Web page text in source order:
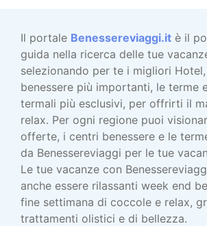
Il portale Benessereviaggi.it è il
guida nella ricerca delle tue
selezionando per te i migliori
benessere più importanti, le terme
termali più esclusivi, per offrirti il
relax. Per ogni regione puoi
offerte, i centri benessere e le
da Benessereviaggi per le tue
Le tue vacanze con
anche essere rilassanti week end
fine settimana di coccole e relax,
trattamenti olistici e di bellezza.